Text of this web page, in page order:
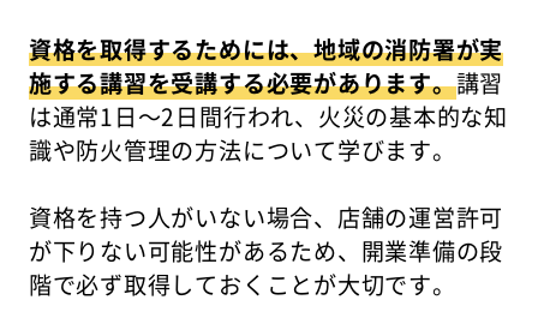
資格を取得するためには、地域の消防署が実
施する講習を受講する必要があります。講習
は通常1日〜2日間行われ、火災の基本的な知
識や防火管理の方法について学びます。
資格を持つ人がいない場合、店舗の運営許可
が下りない可能性があるため、開業準備の段
階で必ず取得しておくことが大切です。